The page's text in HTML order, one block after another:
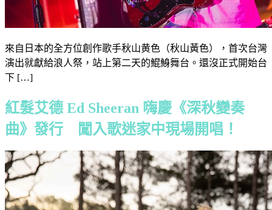
來自日本的全方位創作歌手秋山黄色（秋山黃色），首次台灣
演出就獻給浪人祭，站上第二天的鯤鯓舞台。還沒正式開始台
下 […]
紅髮艾德 Ed Sheeran 嗨慶《深秋變奏
曲》發行 闖入歌迷家中現場開唱！